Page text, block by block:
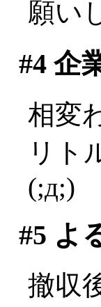
願い
#4企
相変
リト
(;д;)
#5 よ
撤収